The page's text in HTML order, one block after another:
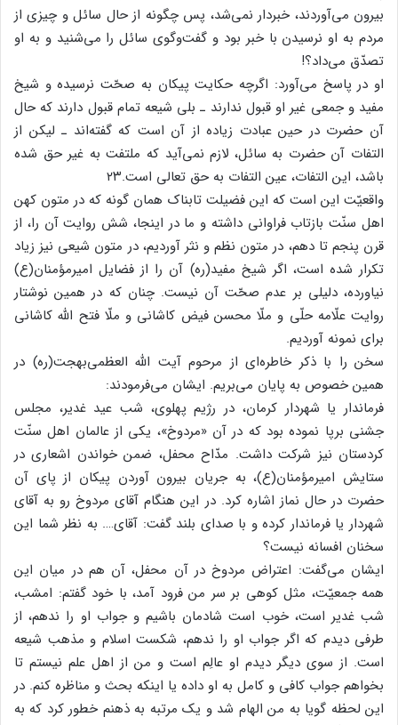
بیرون می‌آوردند، خبردار نمی‌شد، پس چگونه از حال سائل و چیزی از
مردم به او نرسیدن با خبر بود و گفت‌وگوی سائل را می‌شنید و به او
تصدّق می‌داد؟!
او در پاسخ می‌آورد: اگرچه حکایت پیکان به صحّت نرسیده و شیخ
مفید و جمعی غیر او قبول ندارند ـ بلی شیعه تمام قبول دارند که حال
آن حضرت در حین عبادت زیاده از آن است که گفته‌اند ـ لیکن از
التفات آن حضرت به سائل، لازم نمی‌آید که ملتفت به غیر حق شده
باشد، این التفات، عین التفات به حق تعالی است.۲۳
واقعیّت این است که این فضیلت تابناک همان گونه که در متون کهن
اهل سنّت بازتاب فراوانی داشته و ما در اینجا، شش روایت آن را، از
قرن پنجم تا دهم، در متون نظم و نثر آوردیم، در متون شیعی نیز زیاد
تکرار شده است، اگر شیخ مفید(ره) آن را از فضایل امیرمؤمنان(ع)
نیاورده، دلیلی بر عدم صحّت آن نیست. چنان که در همین نوشتار
روایت علّامه حلّی و ملّا محسن فیض کاشانی و ملّا فتح الله کاشانی
برای نمونه آوردیم.
سخن را با ذکر خاطره‌ای از مرحوم آیت الله العظمی‌بهجت(ره) در
همین خصوص به پایان می‌بریم. ایشان می‌فرمودند:
فرماندار یا شهردار کرمان، در رژیم پهلوی، شب عید غدیر، مجلس
جشنی برپا نموده بود که در آن «مردوخ»، یکی از عالمان اهل سنّت
کردستان نیز شرکت داشت. مدّاح محفل، ضمن خواندن اشعاری در
ستایش امیرمؤمنان(ع)، به جریان بیرون آوردن پیکان از پای آن
حضرت در حال نماز اشاره کرد. در این هنگام آقای مردوخ رو به آقای
شهردار یا فرماندار کرده و با صدای بلند گفت: آقای…. به نظر شما این
سخنان افسانه نیست؟
ایشان می‌گفت: اعتراض مردوخ در آن محفل، آن هم در میان این
همه جمعیّت، مثل کوهی بر سر من فرود آمد، با خود گفتم: امشب،
شب غدیر است، خوب است شادمان باشیم و جواب او را ندهم، از
طرفی دیدم که اگر جواب او را ندهم، شکست اسلام و مذهب شیعه
است. از سوی دیگر دیدم او عالِم است و من از اهل علم نیستم تا
بخواهم جواب کافی و کامل به او داده یا اینکه بحث و مناظره کنم. در
این لحظه گویا به من الهام شد و یک مرتبه به ذهنم خطور کرد که به